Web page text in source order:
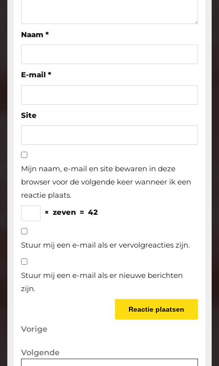
Naam *
E-mail *
Site
Mijn naam, e-mail en site bewaren in deze
browser voor de volgende keer wanneer ik een
reactie plaats.
× zeven = 42
Stuur mij een e-mail als er vervolgreacties zijn.
Stuur mij een e-mail als er nieuwe berichten
zijn.
Berichtnavigatie
Vorige
Vorige
Volgende
Volgende